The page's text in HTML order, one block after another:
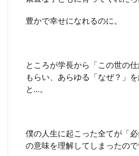
豊かで幸せになれるのに。
ところが学長から「この世の
もらい、あらゆる「なぜ？」を
と…。
僕の人生に起こった全てが「
の意味を理解してしまったので